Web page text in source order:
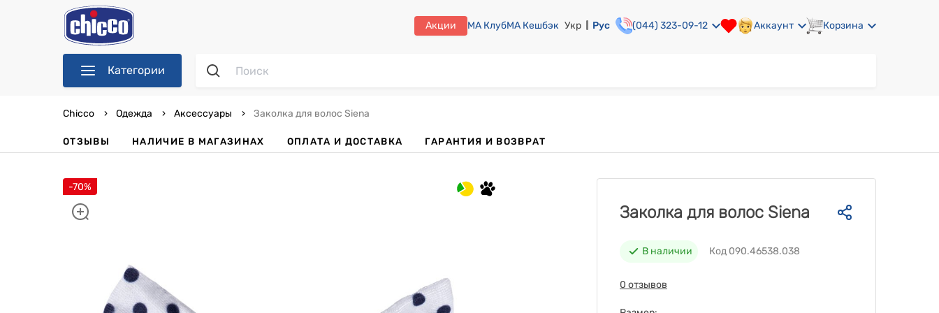
Акции МА КлубМА Кешбэк Укр Рус (044) 323-09-12 Аккаунт Корзина
Категории
Chicco Одежда Аксессуары Заколка для волос Siena
ОТЗЫВЫ НАЛИЧИЕ В МАГАЗИНАХ ОПЛАТА И ДОСТАВКА ГАРАНТИЯ И ВОЗВРАТ
-70%
Заколка для волос Siena
В наличии Код 090.46538.038
0 отзывов